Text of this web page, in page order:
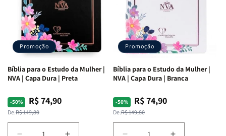
Promoção
Bíblia para o Estudo da Mulher |
NVA | Capa Dura | Preta
-50%
Preço
normal
De:R$ 149,80
Preço
promocional
R$ 74,90
Promoção
Bíblia para o Estudo da Mulher |
NVA | Capa Dura | Branca
-50%
Preço
normal
De:R$ 149,80
Preço
promocional
R$ 74,90